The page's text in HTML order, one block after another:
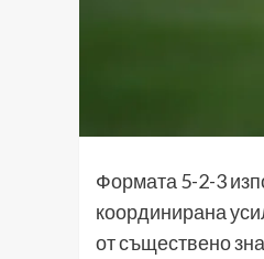
Формата 5-2-3
координирана
от съществено